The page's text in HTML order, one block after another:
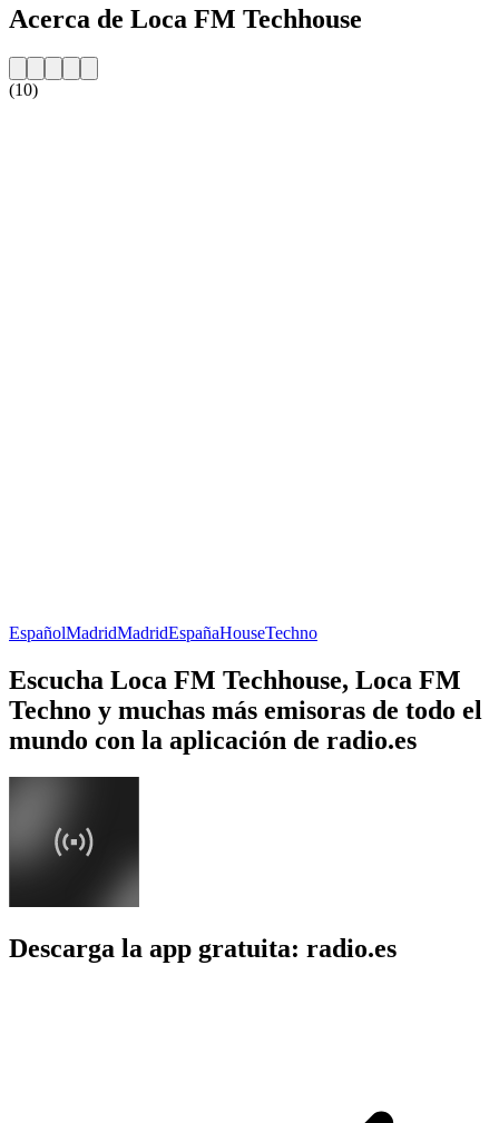
Acerca de Loca FM Techhouse
(10)
EspañolMadridMadridEspañaHouseTechno
Escucha Loca FM Techhouse, Loca FM
Techno y muchas más emisoras de todo el
mundo con la aplicación de radio.es
Descarga la app gratuita: radio.es